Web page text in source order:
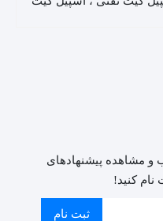
و مشاهده پیشنهادهای
کنید!
ثبت نام